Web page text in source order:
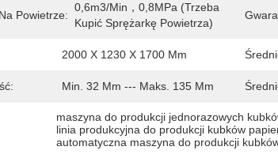
Powietrze:
0,6m3/min，0,8MPa (trzeba
Kupić Sprężarkę Powietrza)
2000 X 1230 X 1700 Mm
Min. 32 Mm --- Maks. 135 Mm
maszyna do produkcji jednorazowych
linia produkcyjna do produkcji kubków
automatyczna maszyna do produkcji